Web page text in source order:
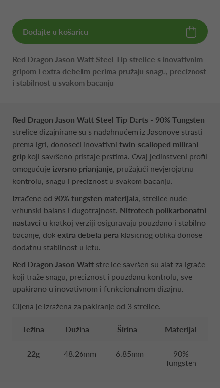
Dodajte u košaricu
Red Dragon Jason Watt Steel Tip strelice s inovativnim
gripom i extra debelim perima pružaju snagu, preciznost
i stabilnost u svakom bacanju
Red Dragon Jason Watt Steel Tip Darts - 90% Tungsten
strelice dizajnirane su s nadahnućem iz Jasonove strasti
prema igri, donoseći inovativni twin-scalloped milirani
grip koji savršeno pristaje prstima. Ovaj jedinstveni profil
omogućuje izvrsno prianjanje, pružajući nevjerojatnu
kontrolu, snagu i preciznost u svakom bacanju.
Izrađene od 90% tungsten materijala, strelice nude
vrhunski balans i dugotrajnost. Nitrotech polikarbonatni
nastavci u kratkoj verziji osiguravaju pouzdano i stabilno
bacanje, dok extra debela pera klasičnog oblika donose
dodatnu stabilnost u letu.
Red Dragon Jason Watt strelice savršen su alat za igrače
koji traže snagu, preciznost i pouzdanu kontrolu, sve
upakirano u inovativnom i funkcionalnom dizajnu.
Cijena je izražena za pakiranje od 3 strelice.
Težina Dužina Širina Materijal
22g 48.26mm 6.85mm
90%
Tungsten